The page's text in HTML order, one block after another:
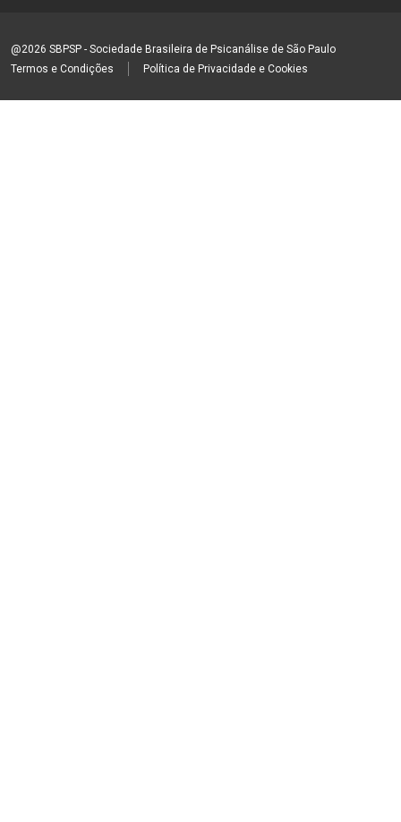
@2026 SBPSP - Sociedade Brasileira de Psicanálise de São Paulo
Termos e Condições
Política de Privacidade e Cookies